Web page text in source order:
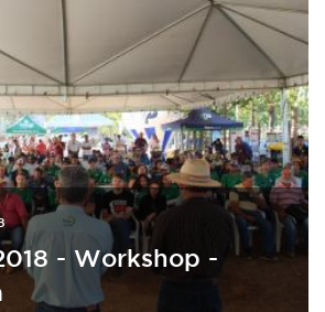
- Workshop -